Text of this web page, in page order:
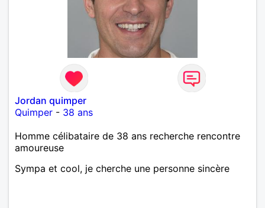
Jordan quimper
Quimper - 38 ans
Homme célibataire de 38 ans recherche rencontre
amoureuse
Sympa et cool, je cherche une personne sincère